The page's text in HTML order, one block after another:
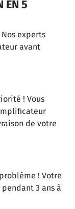
EN 5
experts
avant
! Vous
de votre
! Votre
3 ans à